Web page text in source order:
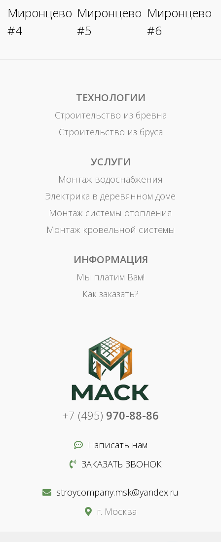
ТЕХНОЛОГИИ
Строительство из бревна
Строительство из бруса
УСЛУГИ
Монтаж водоснабжения
Электрика в деревянном доме
Монтаж системы отопления
Монтаж кровельной системы
ИНФОРМАЦИЯ
Мы платим Вам!
Как заказать?
+7 (495) 970-88-86
Написать нам
ЗАКАЗАТЬ ЗВОНОК
stroycompany.msk@yandex.ru
г. Москва